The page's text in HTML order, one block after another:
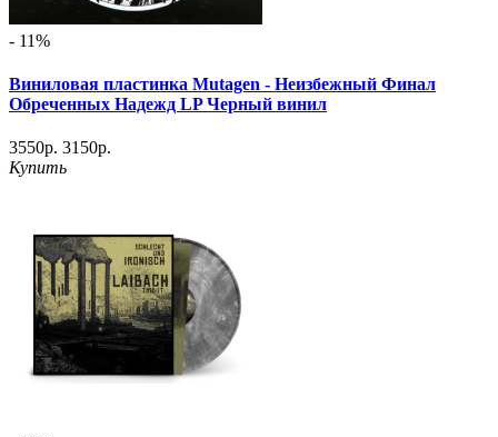
- 11%
Виниловая пластинка Mutagen - Неизбежный Финал
Обреченных Надежд LP Черный винил
3550р. 3150р.
Купить